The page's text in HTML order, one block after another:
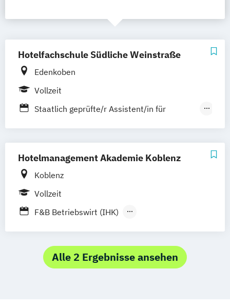
Hotelfachschule Südliche Weinstraße
Edenkoben
Vollzeit
Staatlich geprüfte/r Assistent/in für
Fachrichtung Hotelbetriebswirtschaft und
Hotelmanagement
Hotelmanagement Akademie Koblenz
Koblenz
Vollzeit
F&B Betriebswirt (IHK)
Hotelbetriebswirt (IHK)
Alle 2 Ergebnisse ansehen